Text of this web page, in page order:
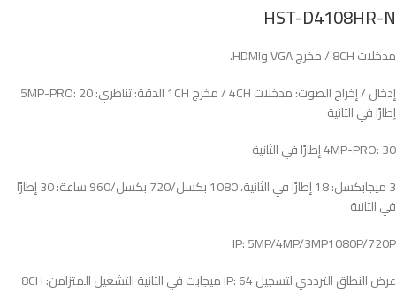
HST-D4108HR-N
مدخلات 8CH / مخرج VGA وHDMI،
إدخال / إخراج الصوت: مدخلات 4CH / مخرج 1CH الدقة: تناظري: 5MP-PRO: 20
إطارًا في الثانية
4MP-PRO: 30 إطارًا في الثانية
3 ميجابكسل: 18 إطارًا في الثانية، 1080 بكسل/720 بكسل/960 ساعة: 30 إطارًا
في الثانية
IP: 5MP/4MP/3MP1080P/720P
عرض النطاق الترددي لتسجيل IP: 64 ميجابت في الثانية التشغيل المتزامن: 8CH